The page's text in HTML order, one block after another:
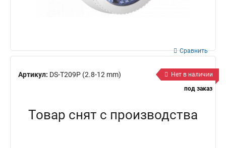
Артикул: DS-T209P (2.8-12 mm)
Сравнить
Нет в наличии
под заказ
Товар снят с производства